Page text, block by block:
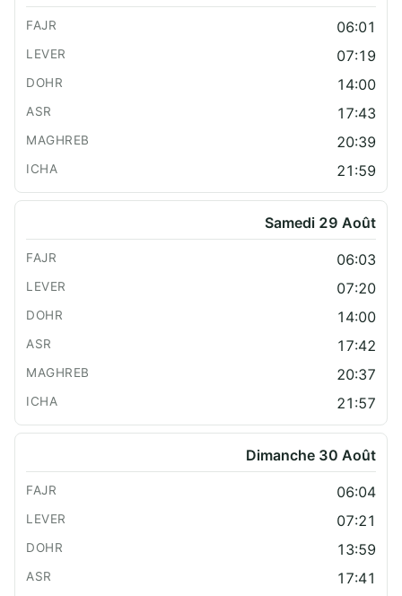
06:01
07:19
14:00
17:43
20:39
21:59
Samedi 29 Août
06:03
07:20
14:00
17:42
20:37
21:57
Dimanche 30 Août
06:04
07:21
13:59
17:41